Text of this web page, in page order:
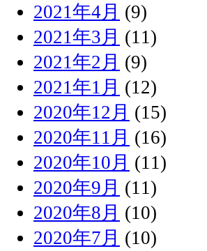
2021年4月 (9)
2021年3月 (11)
2021年2月 (9)
2021年1月 (12)
2020年12月 (15)
2020年11月 (16)
2020年10月 (11)
2020年9月 (11)
2020年8月 (10)
2020年7月 (10)